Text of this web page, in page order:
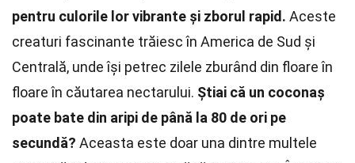
pentru culorile lor vibrante și zborul rapid. Aceste
creaturi fascinante trăiesc în America de Sud și
Centrală, unde își petrec zilele zburând din floare în
floare în căutarea nectarului. Știai că un coconaș
poate bate din aripi de până la 80 de ori pe
secundă? Aceasta este doar una dintre multele